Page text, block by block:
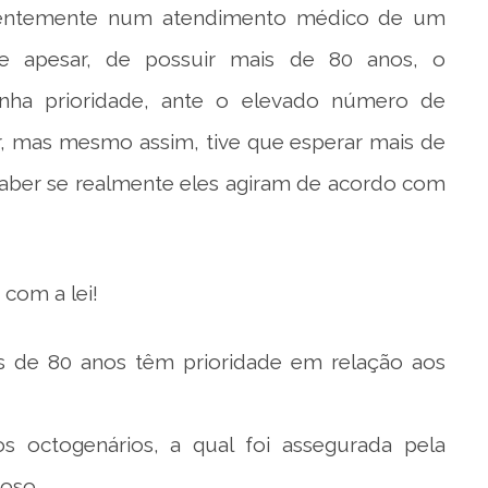
num atendimento médico de um
apesar, de possuir mais de 80 anos, o
prioridade, ante o elevado número de
mesmo assim, tive que esperar mais de
se realmente eles agiram de acordo com
a lei!
de 80 anos têm prioridade em relação aos
octogenários, a qual foi assegurada pela